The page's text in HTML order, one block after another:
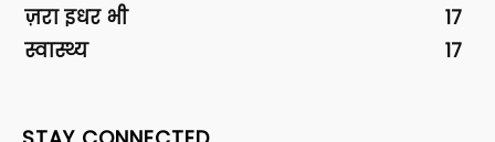
ज़रा इधर भी
17
स्वास्थ्य
17